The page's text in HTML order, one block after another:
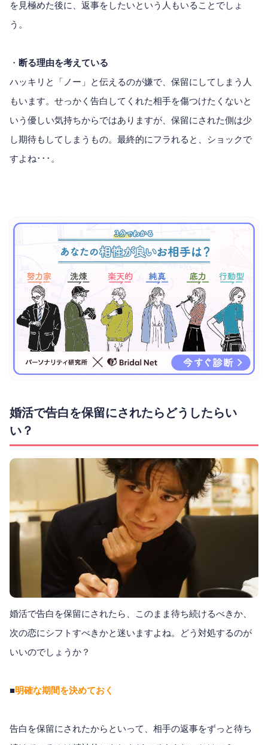
を見極めた後に、返事をしたいという人もいることでしょ
う。
・ 断る理由を考えている
ハッキリと「ノー」と伝えるのが嫌で、保留にしてしまう人
もいます。せっかく告白してくれた相手を傷つけたくないと
いう優しい気持ちからではありますが、保留にされた側は少
し期待もしてしまうもの。最終的にフラれると、ショックで
すよね･･･。
婚活で告白を保留にされたらどうしたらい
い？
婚活で告白を保留にされたら、このまま待ち続けるべきか、
次の恋にシフトすべきかと迷いますよね。どう対処するのが
いいのでしょうか？
■明確な期間を決めておく
告白を保留にされたからといって、相手の返事をずっと待ち